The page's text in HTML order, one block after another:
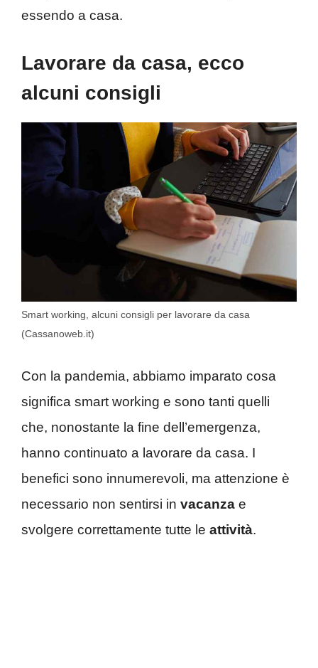
essendo a casa.
Lavorare da casa, ecco
alcuni consigli
Smart working, alcuni consigli per lavorare da casa
(Cassanoweb.it)
Con la pandemia, abbiamo imparato cosa
significa smart working e sono tanti quelli
che, nonostante la fine dell’emergenza,
hanno continuato a lavorare da casa. I
benefici sono innumerevoli, ma attenzione è
necessario non sentirsi in vacanza e
svolgere correttamente tutte le attività.